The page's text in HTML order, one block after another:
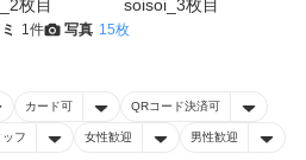
1件 写真 15枚
カード可 QRコード決済可
フ 女性歓迎 男性歓迎